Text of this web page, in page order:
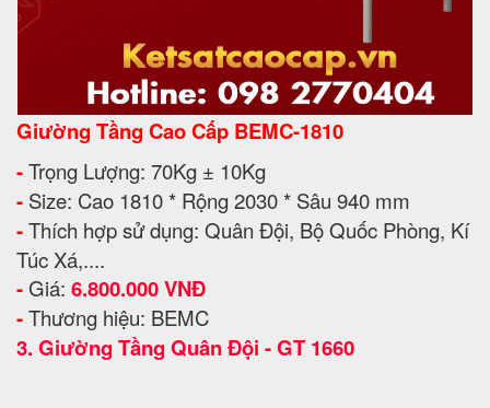
Giường Tầng Cao Cấp BEMC-1810
-Trọng Lượng: 70Kg ± 10Kg
- Size: Cao 1810 * Rộng 2030 * Sâu 940 mm
-Thích hợp sử dụng: Quân Đội, Bộ Quốc Phòng, Kí
Túc Xá,....
- Giá: 6.800.000 VNĐ
-Thương hiệu: BEMC
3. Giường Tầng Quân Đội - GT 1660